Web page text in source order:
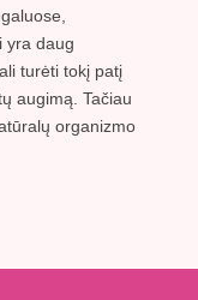
yra daug
turėti tokį patį
augimą. Tačiau
organizmo